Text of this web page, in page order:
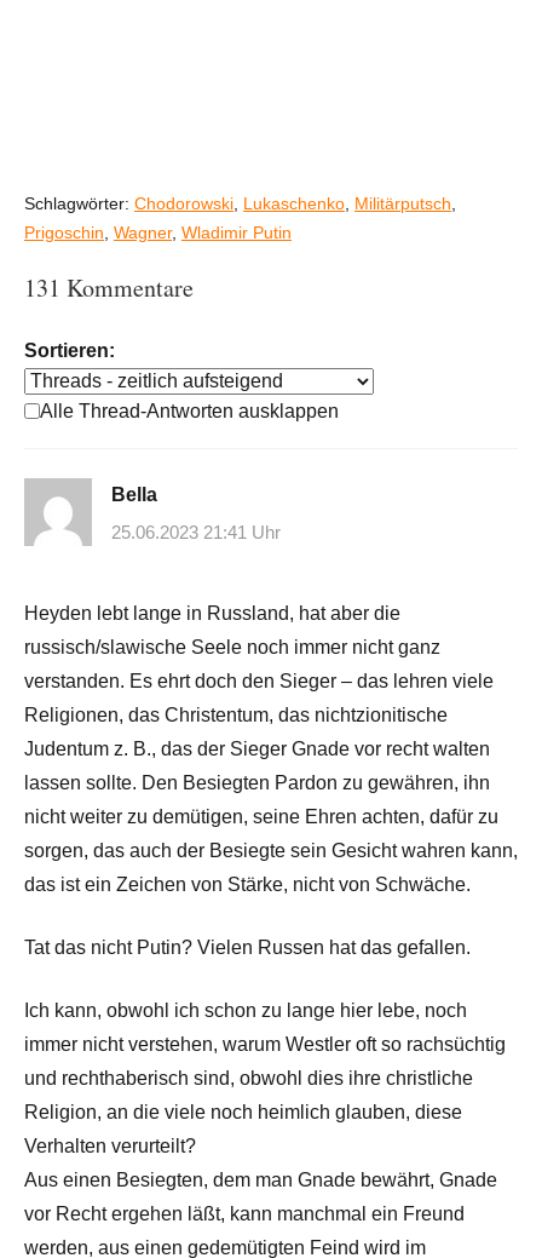
Schlagwörter: Chodorowski Lukaschenko Militärputsch
Prigoschin Wagner, Wladimir Putin
131 Kommentare
Sortieren:
Alle Thread-Antworten ausklappen
Bella
25.06.2023 21:41 Uhr
Heyden lebt lange in Russland, hat aber die
russisch/slawische Seele noch immer nicht ganz
verstanden. Es ehrt doch den Sieger – das lehren viele
Religionen, das Christentum, das nichtzionitische
Judentum z. B., das der Sieger Gnade vor recht walten
lassen sollte. Den Besiegten Pardon zu gewähren, ihn
nicht weiter zu demütigen, seine Ehren achten, dafür zu
sorgen, das auch der Besiegte sein Gesicht wahren kann,
das ist ein Zeichen von Stärke, nicht von Schwäche.
Tat das nicht Putin? Vielen Russen hat das gefallen.
Ich kann, obwohl ich schon zu lange hier lebe, noch
immer nicht verstehen, warum Westler oft so rachsüchtig
und rechthaberisch sind, obwohl dies ihre christliche
Religion, an die viele noch heimlich glauben, diese
Verhalten verurteilt?
Aus einen Besiegten, dem man Gnade bewährt, Gnade
vor Recht ergehen läßt, kann manchmal ein Freund
werden, aus einen gedemütigten Feind wird im